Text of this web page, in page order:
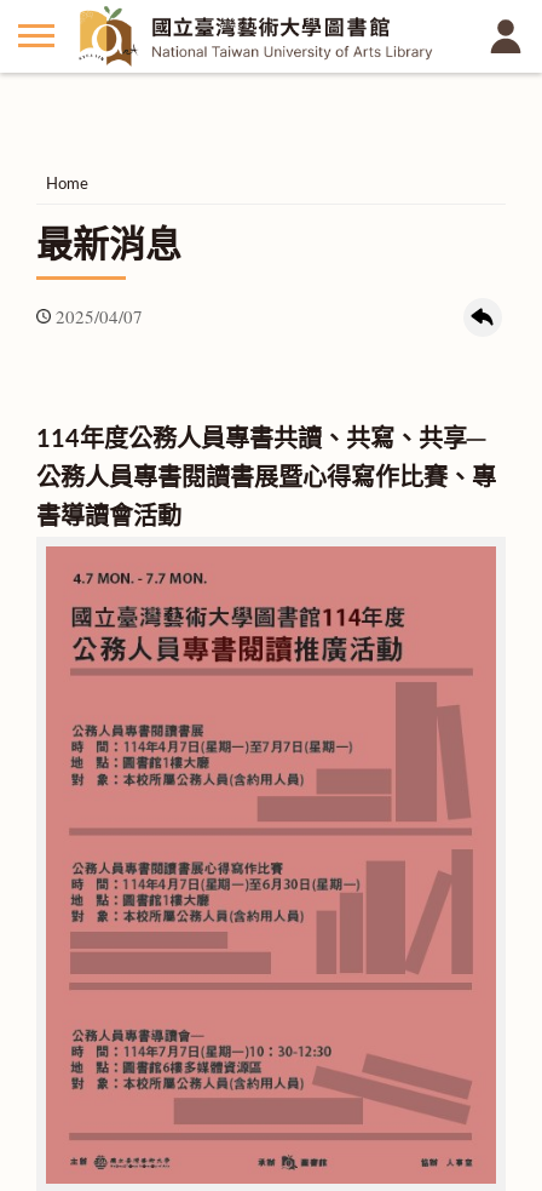
Home
最新消息
2025/04/07
114年度公務人員專書共讀、共寫、共享─
公務人員專書閱讀書展暨心得寫作比賽、專
書導讀會活動